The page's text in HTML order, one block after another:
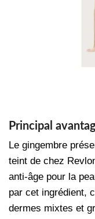
Principal
Le gingembre
teint de chez
anti-âge pour la
par cet ingrédient,
dermes mixtes et